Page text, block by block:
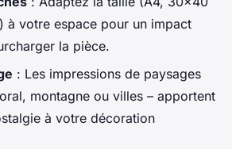
à votre espace pour un impact
la pièce.
: Les impressions de paysages
montagne ou villes – apportent
à votre décoration